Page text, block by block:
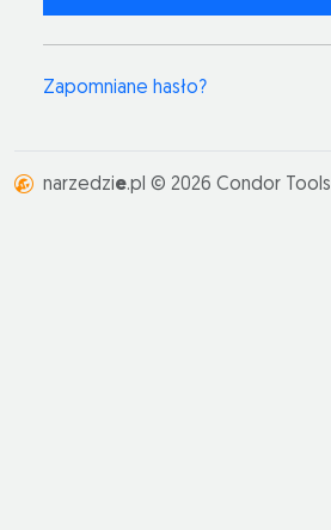
Zapomniane hasło?
narzedzie.pl © 2026 Condor Tools